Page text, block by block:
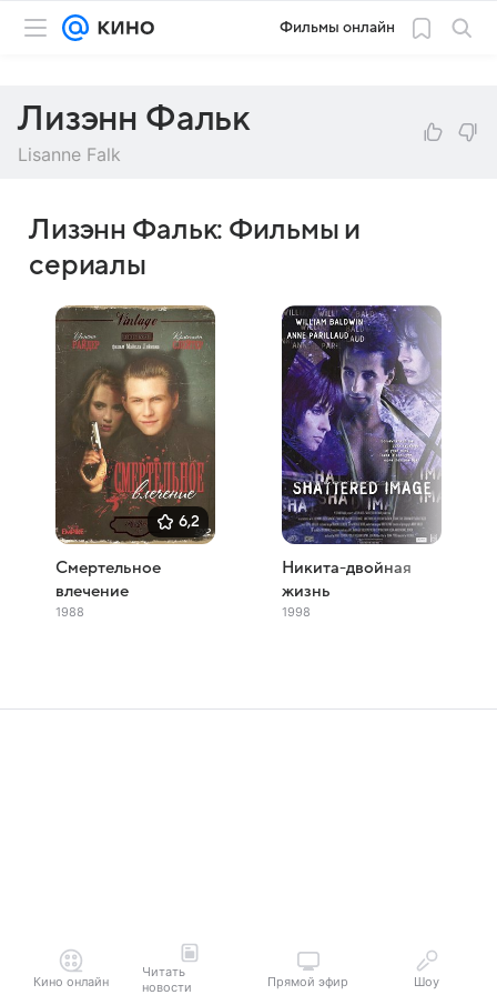
Фильмы онлайн
Лизэнн Фальк
Lisanne Falk
Лизэнн Фальк: Фильмы и
сериалы
6,2
Смертельное
влечение
1988
Никита-двойная
жизнь
1998
Кино онлайн
Читать
новости
Прямой эфир Шоу